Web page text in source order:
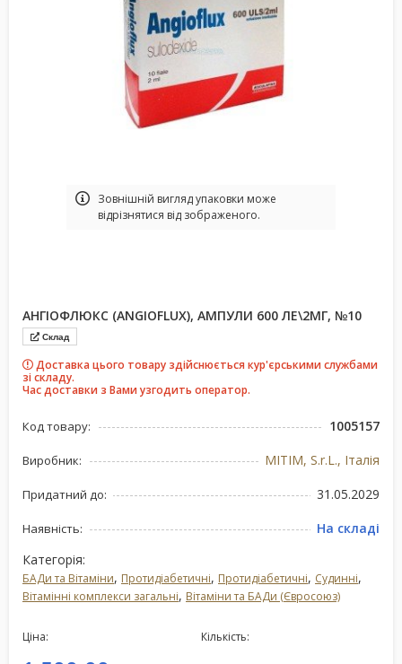
Зовнішній вигляд упаковки може
відрізнятися від зображеного.
АНГІОФЛЮКС (ANGIOFLUX), АМПУЛИ 600 ЛЕ\2МГ, №10
Склад
Доставка цього товару здійснюється кур'єрськими службами
зі складу.
Час доставки з Вами узгодить оператор.
Код товару: 1005157
Виробник: MITIM, S.r.L., Італія
Придатний до: 31.05.2029
Наявність:
На складі
Категорія:
БАДи та Вітаміни, Протидіабетичні, Протидіабетичні, Судинні,
Вітамінні комплекси загальні, Вітаміни та БАДи (Євросоюз)
Ціна: Кількість: